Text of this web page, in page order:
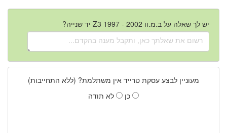
יש לך שאלה על ב.מ.וו Z3 1997 - 2002 יד שנייה?
מעוניין לבצע עסקת טרייד אין משתלמת? (ללא התחייבות)
כן
לא תודה